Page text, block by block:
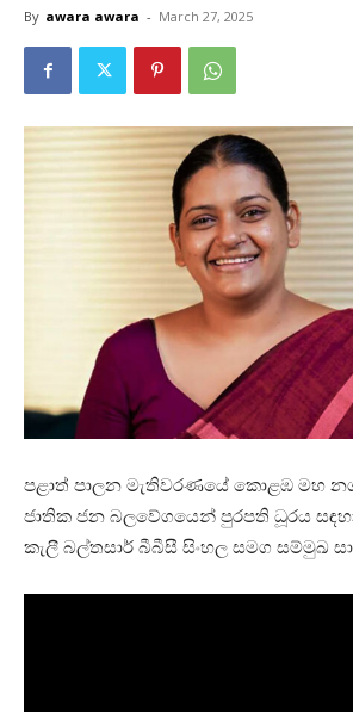
By awara awara - March 27, 2025
පළාත් පාලන මැතිවරණයේ කොළඹ මහ
ජාතික ජන බලවේගයෙන් පුරපති ධූරය
කැලී බල්තසාර් බීබීසී සිංහල සමග සම්මුඛ